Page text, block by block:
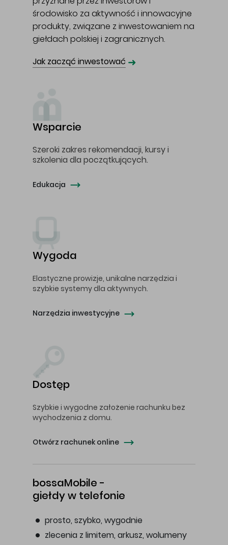
środowisko za aktywność i innowacyjne
produkty, związane z inwestowaniem na
giełdach polskiej i zagranicznych.
Jak zacząć inwestować ➜
Wsparcie
Szeroki zakres rekomendacji, kursy i
szkolenia dla początkujących.
Edukacja
Wygoda
Elastyczne prowizje, unikalne narzędzia i
szybkie systemy dla aktywnych.
Narzędzia inwestycyjne
Dostęp
Szybkie i wygodne założenie rachunku bez
wychodzenia z domu.
Otwórz rachunek online
bossaMobile -
giełdy w telefonie
prosto, szybko, wygodnie
zlecenia z limitem, arkusz, wolumeny